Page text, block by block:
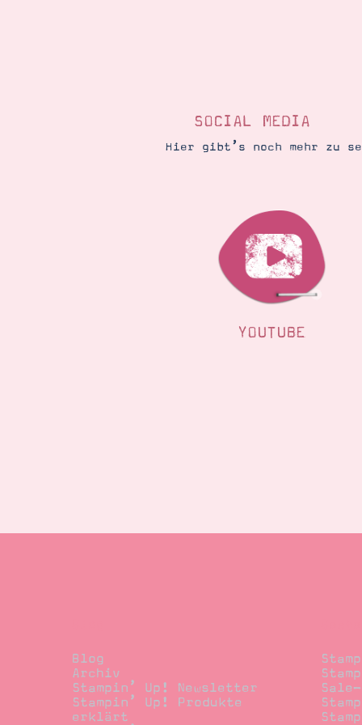
SOCIAL MEDIA
Hier gibt’s noch mehr zu
YOUTUBE
Blog
Archiv
Stampin’ Up! Newsletter
Stampin’ Up! Produkte
erklärt